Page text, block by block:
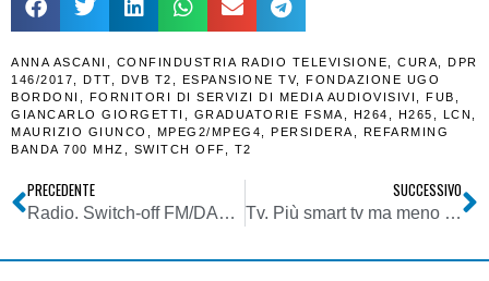
ANNA ASCANI CONFINDUSTRIA RADIO TELEVISIONE CURA
DPR
146/2017
DTT DVB T2 ESPANSIONE TV, FONDAZIONE UGO
BORDONI
FORNITORI DI SERVIZI DI MEDIA AUDIOVISIVI FUB
GIANCARLO GIORGETTI
GRADUATORIE FSMA H264 H265 LCN
MAURIZIO GIUNCO
MPEG2/MPEG4 PERSIDERA
REFARMING
BANDA 700 MHZ
SWITCH OFF T2
PRECEDENTE
Radio. Switch-off FM/DAB+. Perché se ne parla così tanto in questo momento? Cosa ci sta dietro?
SUCCESSIVO
Tv. Più smart tv ma meno ascolti. La stagione 20/21 si chiude con un paradosso